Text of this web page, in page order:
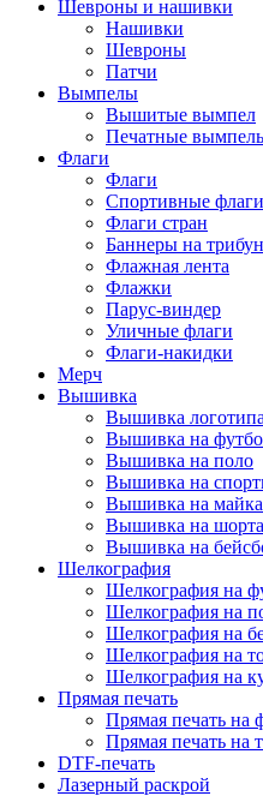
Шевроны и нашивки
Нашивки
Шевроны
Патчи
Вымпелы
Вышитые вымпел
Печатные
Флаги
Флаги
Спортивные флаги
Флаги стран
Баннеры на
Флажная лента
Флажки
Парус-виндер
Уличные флаги
Флаги-накидки
Мерч
Вышивка
Вышивка
Вышивка на
Вышивка на поло
Вышивка на
Вышивка на
Вышивка на
Вышивка на
Шелкография
Шелкография на
Шелкография на
Шелкография на
Шелкография на
Шелкография на
Прямая печать
Прямая печать на
Прямая печать на
DTF-печать
Лазерный раскрой